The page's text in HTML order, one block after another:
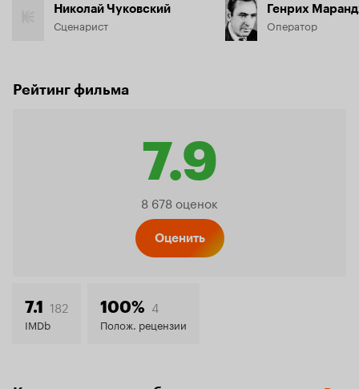
Николай Чуковский
Сценарист
Генрих
Оператор
Рейтинг фильма
7.9
Рейтинг
7.9
8 678 оценок
Оценить
7.1 182
IMDb
100% 4
Полож. рецензии